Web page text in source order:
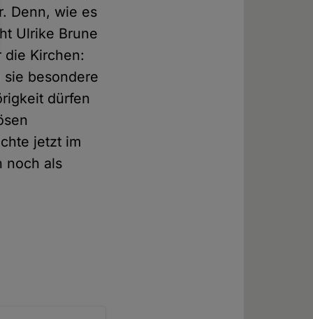
Denn, wie es
Ulrike Brune
die Kirchen:
besondere
dürfen
jetzt im
noch als